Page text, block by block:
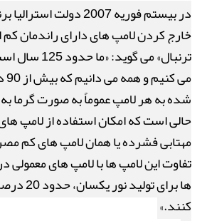
در بیستم فوریه 2007
خارج کردن لامپ های دارای راندمان کم
ترنبال» می
شده به هر لامپ عموماً به صورت گرما
حالی است که امکان استفاده از لامپ
مهتابی فشرده یا همان لامپ های کم
تفاوت این لامپ ها با لامپ های
ها برای
کنند.»